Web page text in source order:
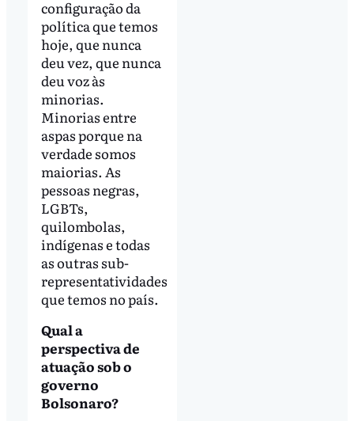
configuração da
política que temos
hoje, que nunca
deu vez, que nunca
deu voz às
minorias.
Minorias entre
aspas porque na
verdade somos
maiorias. As
pessoas negras,
LGBTs,
quilombolas,
indígenas e todas
as outras sub-
representatividades
que temos no país.
Qual a
perspectiva de
atuação sob o
governo
Bolsonaro?